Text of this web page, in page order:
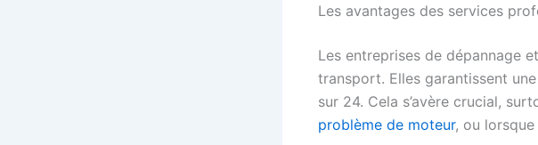
Les avantages des services
Les entreprises de dépannage
transport. Elles garantissent
sur 24. Cela s’avère crucial,
problème de moteur, ou lorsque